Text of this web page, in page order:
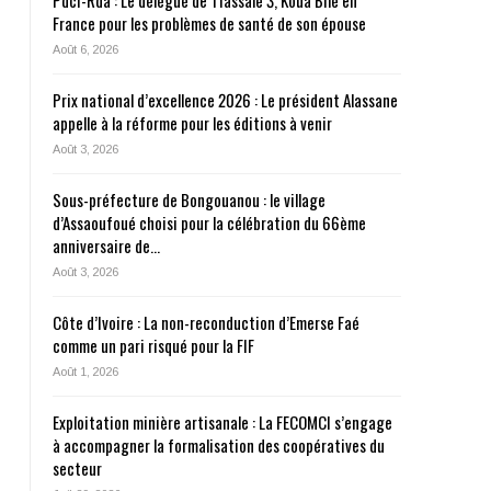
France pour les problèmes de santé de son épouse
Août 6, 2026
Prix national d’excellence 2026 : Le président Alassane
appelle à la réforme pour les éditions à venir
Août 3, 2026
Sous-préfecture de Bongouanou : le village
d’Assaoufoué choisi pour la célébration du 66ème
anniversaire de…
Août 3, 2026
Côte d’Ivoire : La non-reconduction d’Emerse Faé
comme un pari risqué pour la FIF
Août 1, 2026
Exploitation minière artisanale : La FECOMCI s’engage
à accompagner la formalisation des coopératives du
secteur